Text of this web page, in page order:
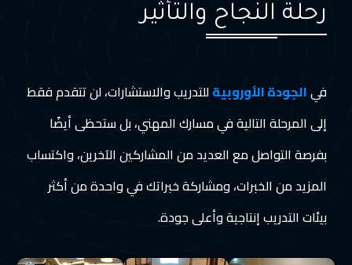
رحلة النجاح والتأثير
فيالجودة الأوروبية للتدريب والاستشارات، لن تتقدم فقط
إلى المرحلة التالية في مسارك المهني، بل ستحظى أيضًا
بفرصة التواصل مع العديد من المشاركين الآخرين، واكتساب
المزيد من الخبرات، ومشاركة خبراتك في واحدة من أكثر
بيئات التدريب إنتاجية وأعلى جودة.